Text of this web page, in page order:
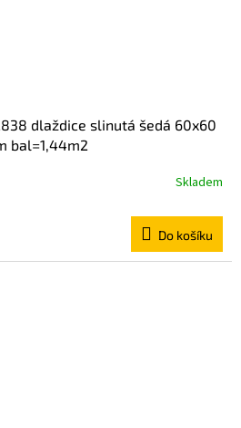
dlaždice slinutá šedá 60x60
bal=1,44m2
Skladem
Do košíku